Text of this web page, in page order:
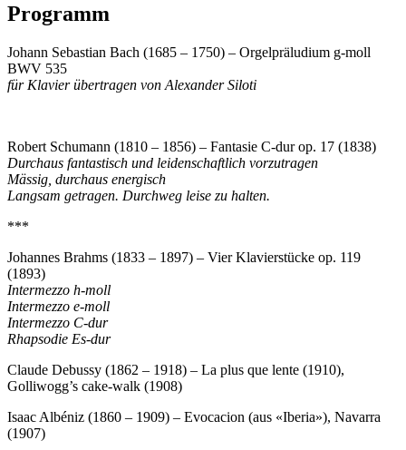
Programm
Johann Sebastian Bach (1685 – 1750) – Orgelpräludium g-moll
BWV 535
für Klavier übertragen von Alexander Siloti
Robert Schumann (1810 – 1856) – Fantasie C-dur op. 17 (1838)
Durchaus fantastisch und leidenschaftlich vorzutragen
Mässig, durchaus energisch
Langsam getragen. Durchweg leise zu halten.
***
Johannes Brahms (1833 – 1897) – Vier Klavierstücke op. 119
(1893)
Intermezzo h-moll
Intermezzo e-moll
Intermezzo C-dur
Rhapsodie Es-dur
Claude Debussy (1862 – 1918) – La plus que lente (1910),
Golliwogg’s cake-walk (1908)
Isaac Albéniz (1860 – 1909) – Evocacion (aus «Iberia»), Navarra
(1907)